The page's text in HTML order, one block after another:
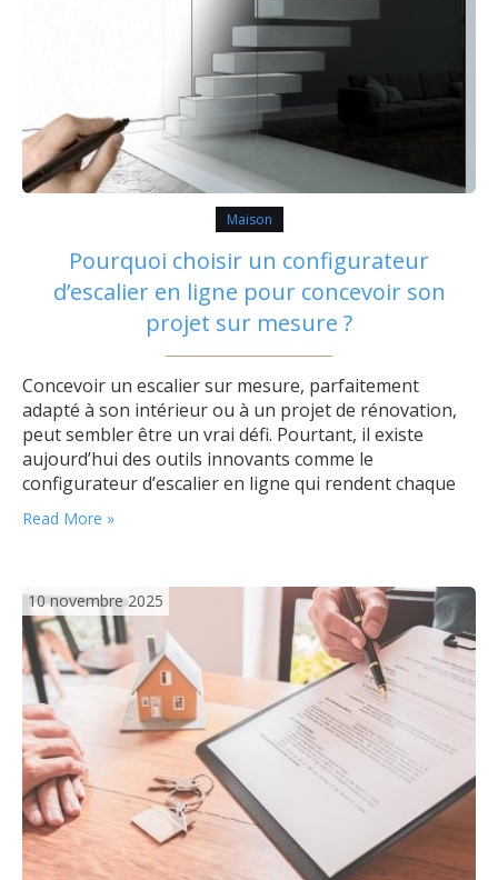
Maison
Pourquoi choisir un configurateur
d’escalier en ligne pour concevoir son
projet sur mesure ?
Concevoir un escalier sur mesure, parfaitement
adapté à son intérieur ou à un projet de rénovation,
peut sembler être un vrai défi. Pourtant, il existe
aujourd’hui des outils innovants comme le
configurateur d’escalier en ligne qui rendent chaque
étape simple et accessible, sans avoir besoin de
prendre rendez-vous ni d’attendre un devis manuel.
Read More »
10 novembre 2025